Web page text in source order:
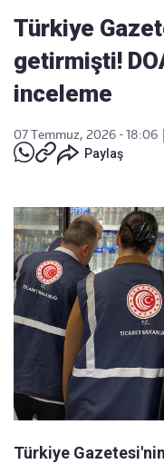
Türkiye
getirmişti!
inceleme
07 Temmuz, 2026 - 18:06
Paylaş
Türkiye